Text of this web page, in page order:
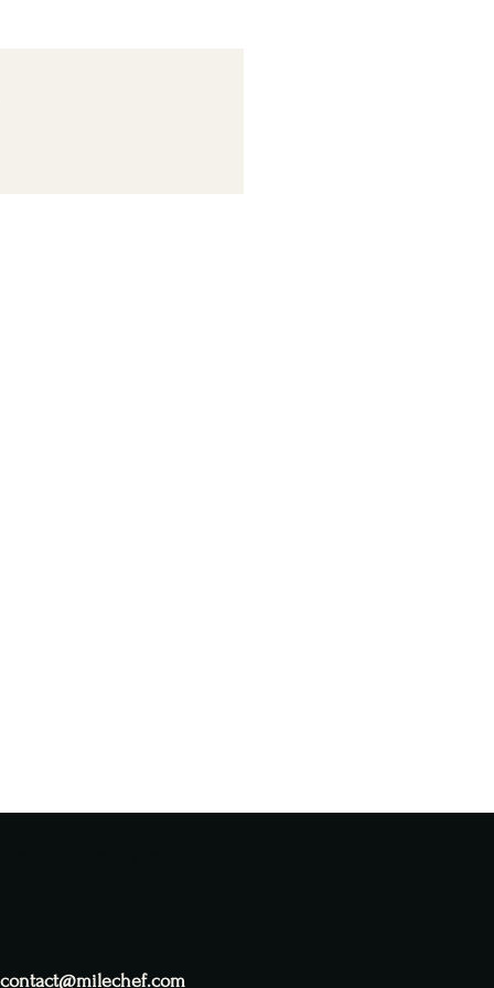
contact@milechef.com